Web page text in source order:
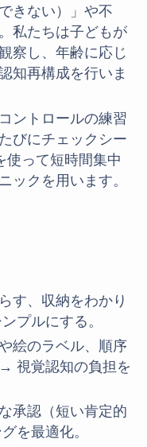
きない）」や不
私たちは子どもが
察し、年齢に応じ
知再構成を行いま
ントロールの練習
びにチェックシー
使って短時間集中
ックを用います。
す、収納をわかり
プルにする。
絵のラベル、順序
視覚認知の負担を
承認（短い肯定的
を最適化。